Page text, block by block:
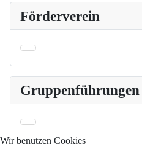
Förderverein
Gruppenführungen
Wir benutzen Cookies